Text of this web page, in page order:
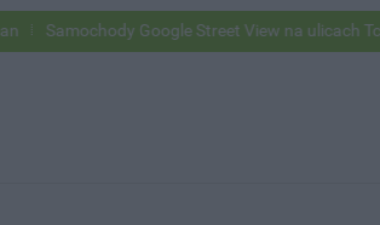
Samochody Google Street View na ulicach